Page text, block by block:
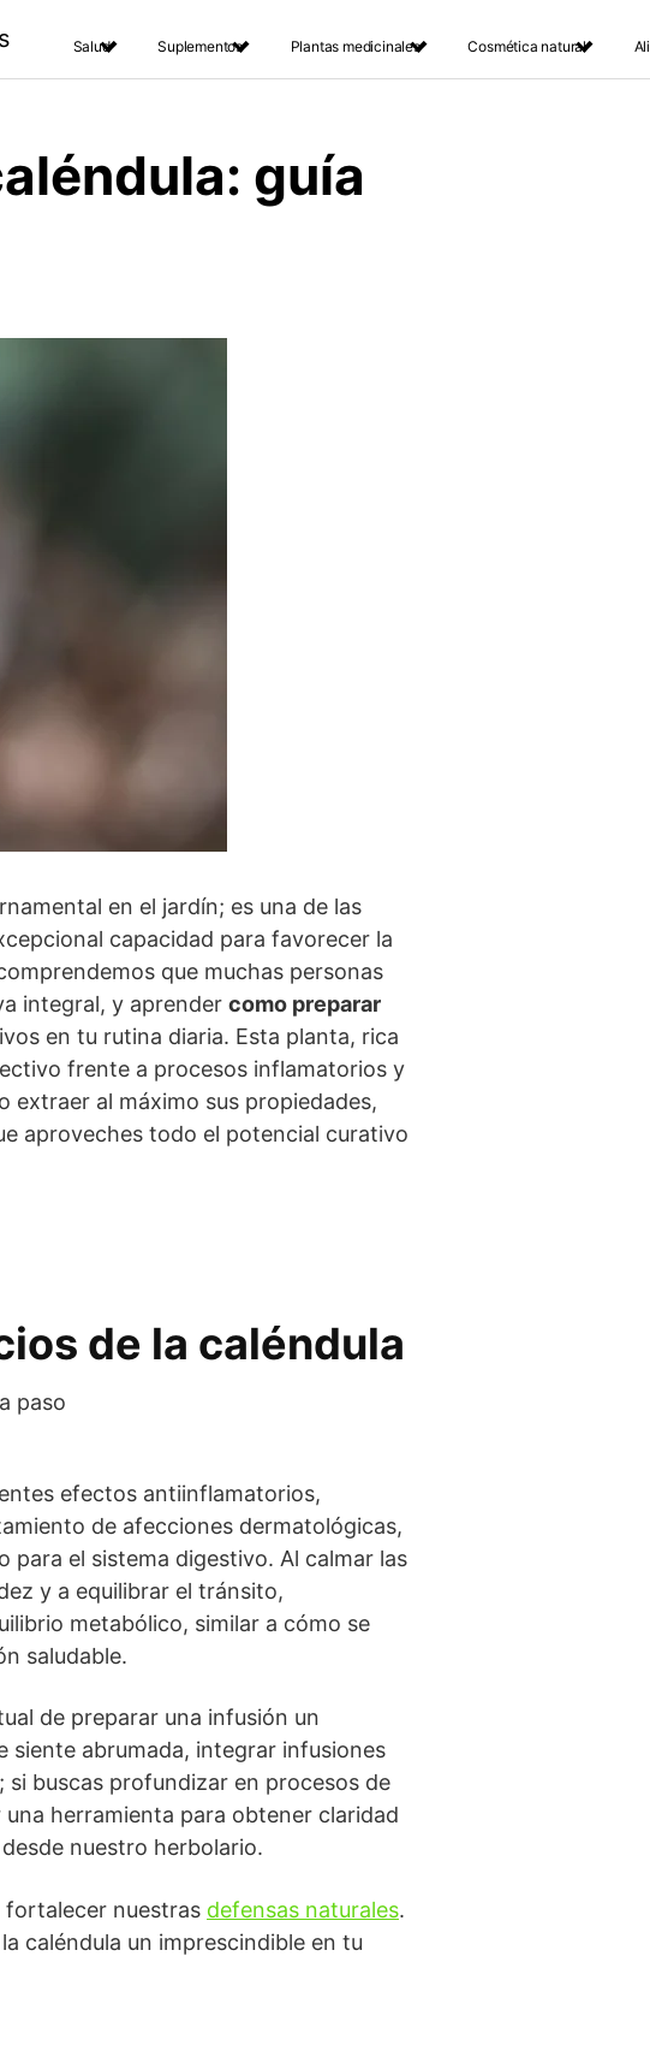
Salud Suplementos Plantas medicinales Cosmética natural
guía
en el jardín; es una de las
capacidad para favorecer la
que muchas personas
integral, y aprender como preparar
en tu rutina diaria. Esta planta, rica
frente a procesos inflamatorios y
extraer al máximo sus propiedades,
aproveches todo el potencial curativo
de la caléndula
efectos antiinflamatorios,
de afecciones dermatológicas,
el sistema digestivo. Al calmar las
y a equilibrar el tránsito,
metabólico, similar a cómo se
saludable.
de preparar una infusión un
siente abrumada, integrar infusiones
buscas profundizar en procesos de
una herramienta para obtener claridad
nuestro herbolario.
fortalecer nuestras defensas naturales.
caléndula un imprescindible en tu